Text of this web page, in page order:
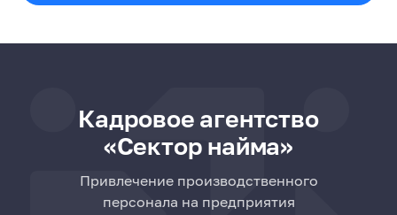
Привлечение производственного
персонала на предприятия
Кадровое агентство
«Сектор найма»